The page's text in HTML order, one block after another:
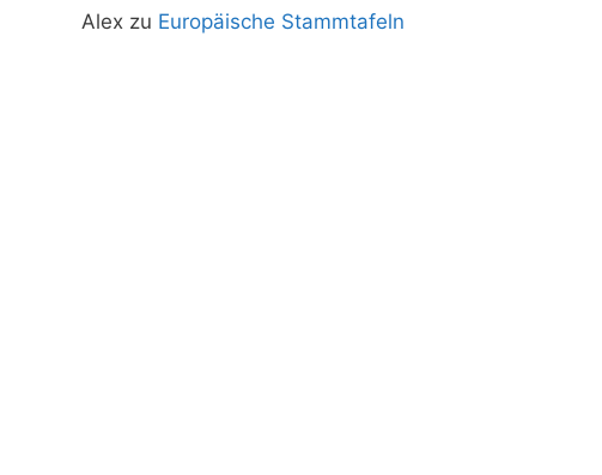
Alex zu Europäische Stammtafeln